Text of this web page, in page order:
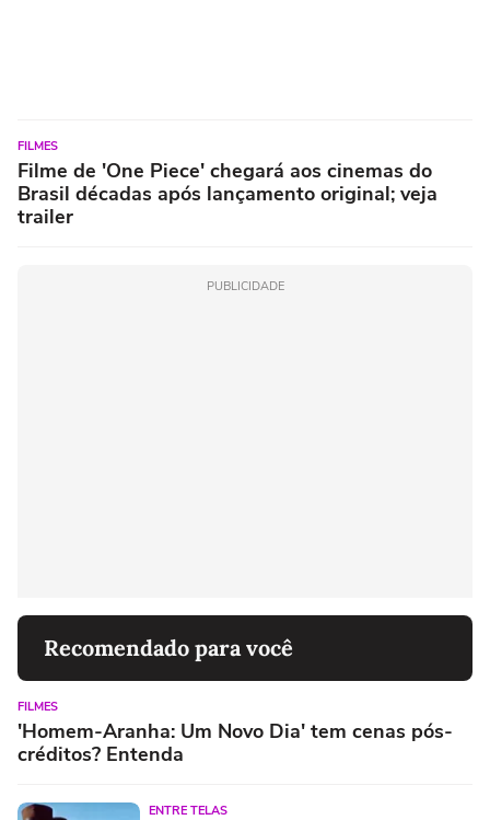
FILMES
Filme de 'One Piece' chegará aos cinemas do
Brasil décadas após lançamento original; veja
trailer
PUBLICIDADE
Recomendado para você
FILMES
'Homem-Aranha: Um Novo Dia' tem cenas pós-
créditos? Entenda
ENTRE TELAS